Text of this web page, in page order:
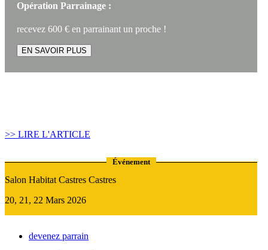
Opération Parrainage :
recevez 600 € en parrainant un proche !
EN SAVOIR PLUS
>> LIRE L'ARTICLE
Événement
Salon Habitat Castres Castres
20, 21, 22 Mars 2026
devenez parrain